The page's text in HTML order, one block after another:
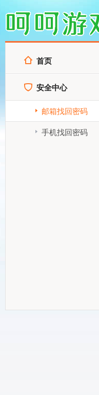
首页
安全中心
邮箱找回密码
手机找回密码